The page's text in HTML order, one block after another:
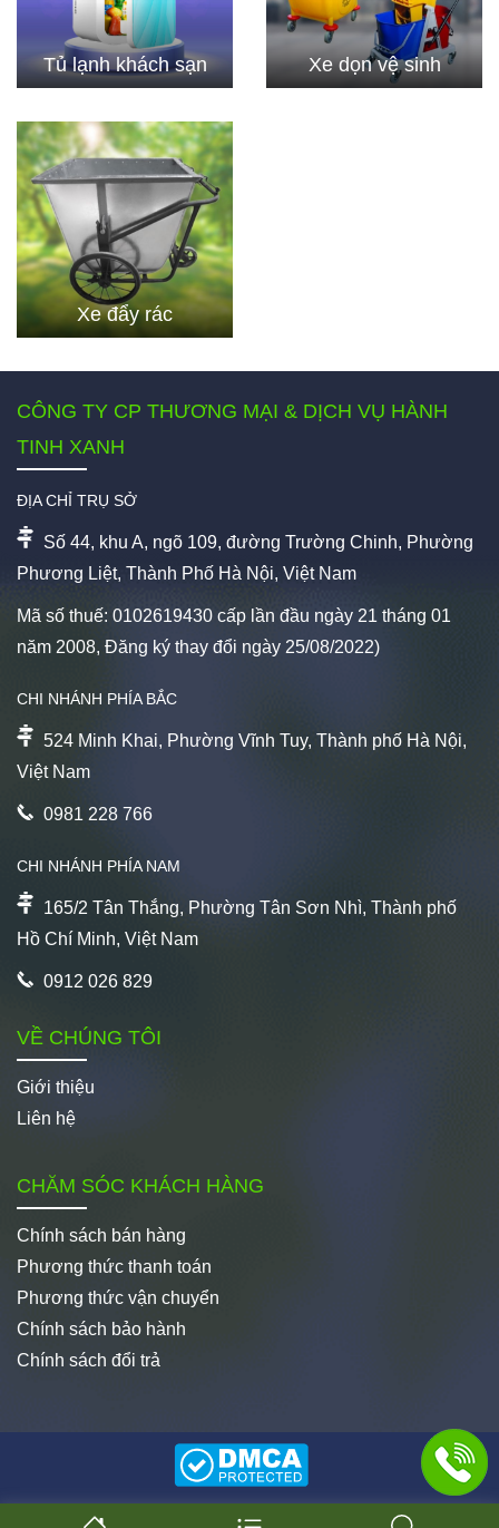
Tủ lạnh khách sạn Xe dọn vệ sinh
Xe đẩy rác
CÔNG TY CP THƯƠNG MẠI & DỊCH VỤ HÀNH
TINH XANH
ĐỊA CHỈ TRỤ SỞ
Số 44, khu A, ngõ 109, đường Trường Chinh, Phường
Phương Liệt, Thành Phố Hà Nội, Việt Nam
Mã số thuế: 0102619430 cấp lần đầu ngày 21 tháng 01
năm 2008, Đăng ký thay đổi ngày 25/08/2022)
CHI NHÁNH PHÍA BẮC
524 Minh Khai, Phường Vĩnh Tuy, Thành phố Hà Nội,
Việt Nam
0981 228 766
CHI NHÁNH PHÍA NAM
165/2 Tân Thắng, Phường Tân Sơn Nhì, Thành phố
Hồ Chí Minh, Việt Nam
0912 026 829
VỀ CHÚNG TÔI
Giới thiệu
Liên hệ
CHĂM SÓC KHÁCH HÀNG
Chính sách bán hàng
Phương thức thanh toán
Phương thức vận chuyển
Chính sách bảo hành
Chính sách đổi trả
© Copyright 2008 - 2025 - Công ty CP Thương mại Hành